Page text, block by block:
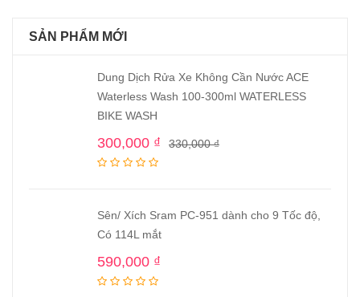
SẢN PHẨM MỚI
Dung Dịch Rửa Xe Không Cần Nước ACE
Waterless Wash 100-300ml WATERLESS
BIKE WASH
330,000₫
300,000 ₫
Sên/ Xích Sram PC-951 dành cho 9 Tốc độ,
Có 114L mắt
590,000 ₫